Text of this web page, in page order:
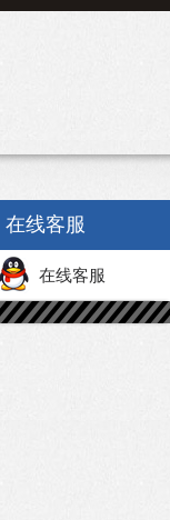
在线客服
在线客服